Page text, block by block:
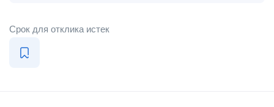
Срок для отклика истек